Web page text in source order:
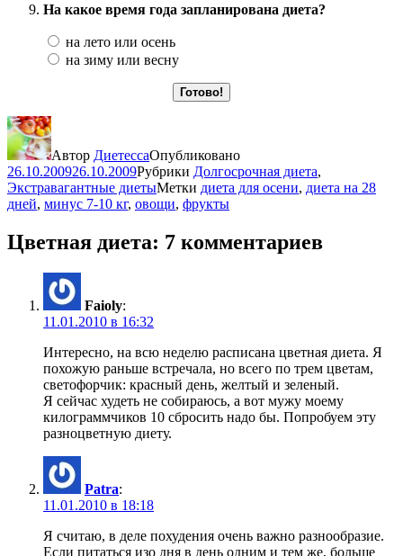
На какое время года запланирована диета?
на лето или осень
на зиму или весну
Автор ДиетессаОпубликовано
26.10.200926.10.2009Рубрики Долгосрочная диета,
Экстравагантные диетыМетки диета для осени, диета на 28
дней, минус 7-10 кг, овощи, фрукты
Цветная диета: 7 комментариев
Faioly:
11.01.2010 в 16:32
Интересно, на всю неделю расписана цветная диета. Я
похожую раньше встречала, но всего по трем цветам,
светофорчик: красный день, желтый и зеленый.
Я сейчас худеть не собираюсь, а вот мужу моему
килограммчиков 10 сбросить надо бы. Попробуем эту
разноцветную диету.
Patra:
11.01.2010 в 18:18
Я считаю, в деле похудения очень важно разнообразие.
Если питаться изо дня в день одним и тем же, больше